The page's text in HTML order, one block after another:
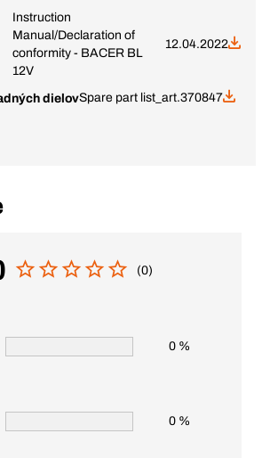
Instruction
Manual/Declaration of
conformity - BACER BL
12V
12.04.2022
dielovSpare part list_art.370847
(0)
0 %
0 %